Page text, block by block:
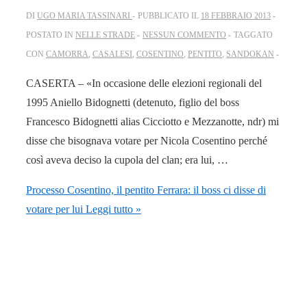
DI UGO MARIA TASSINARI PUBBLICATO IL 18 FEBBRAIO 2013
POSTATO IN NELLE STRADE NESSUN COMMENTO
TAGGATO
CON CAMORRA, CASALESI , COSENTINO, PENTITO, SANDOKAN
CASERTA – «In occasione delle elezioni regionali del
1995 Aniello Bidognetti (detenuto, figlio del boss
Francesco Bidognetti alias Cicciotto e Mezzanotte, ndr) mi
disse che bisognava votare per Nicola Cosentino perché
così aveva deciso la cupola del clan; era lui, …
Processo Cosentino, il pentito Ferrara: il boss ci disse di
votare per lui Leggi tutto »